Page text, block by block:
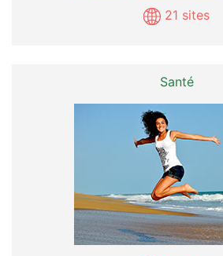
21 sites
Santé